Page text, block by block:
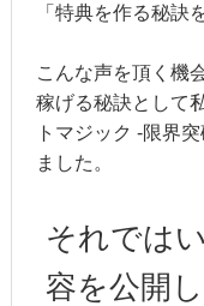
「特典を作る秘訣
こんな声を頂く機
稼げる秘訣として
トマジック -限界
ました。
それでは
容を公開